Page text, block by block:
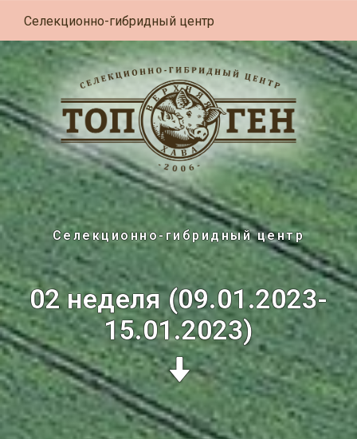
Селекционно-гибридный центр
Селекционно-гибридный центр
02 неделя (09.01.2023-
15.01.2023)